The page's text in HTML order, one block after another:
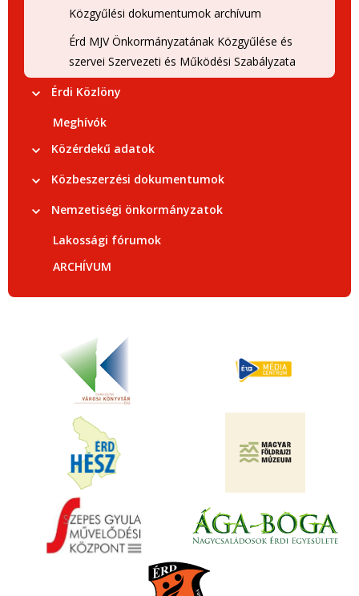
Közgyűlési dokumentumok archívum
Érd MJV Önkormányzatának Közgyűlése és
szervei Szervezeti és Működési Szabályzata
Érdi Közlöny
Meghívók
Közérdekű adatok
Közbeszerzési dokumentumok
Nemzetiségi önkormányzatok
Lakossági fórumok
ARCHÍVUM